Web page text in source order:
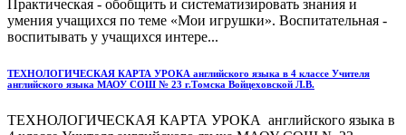
Практическая - обобщить и систематизировать знания и
умения учащихся по теме «Мои игрушки». Воспитательная -
воспитывать у учащихся интере...
ТЕХНОЛОГИЧЕСКАЯ КАРТА УРОКА английского языка в 4 классе Учителя
английского языка МАОУ СОШ № 23 г.Томска Войцеховской Л.В.
ТЕХНОЛОГИЧЕСКАЯ КАРТА УРОКА английского языка в